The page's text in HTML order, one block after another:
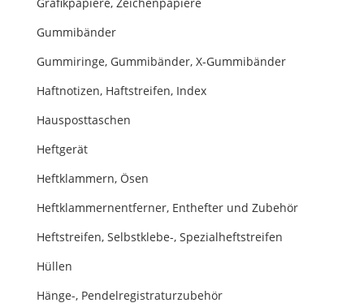
Grafikpapiere, Zeichenpapiere
Gummibänder
Gummiringe, Gummibänder, X-Gummibänder
Haftnotizen, Haftstreifen, Index
Hausposttaschen
Heftgerät
Heftklammern, Ösen
Heftklammernentferner, Enthefter und Zubehör
Heftstreifen, Selbstklebe-, Spezialheftstreifen
Hüllen
Hänge-, Pendelregistraturzubehör